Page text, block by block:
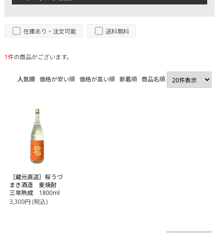
在庫あり・注文可能 送料無料
1件の商品がございます。
人気順 価格が安い順 価格が高い順 新着順 商品名順
［蔵元直送］桜うづ
まき酒造 麦焼酎
三年熟成 1800ml
3,300円(税込)